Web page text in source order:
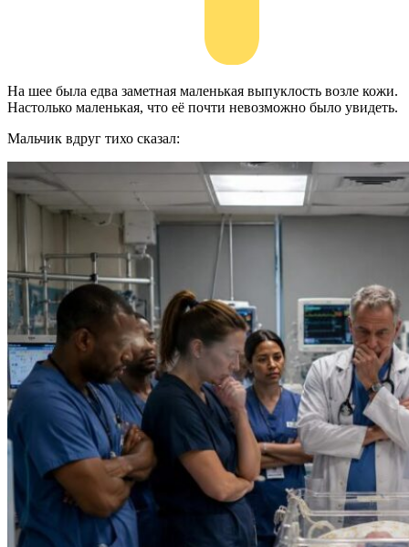
На шее была едва заметная маленькая выпуклость возле кожи.
Настолько маленькая, что её почти невозможно было увидеть.
Мальчик вдруг тихо сказал: